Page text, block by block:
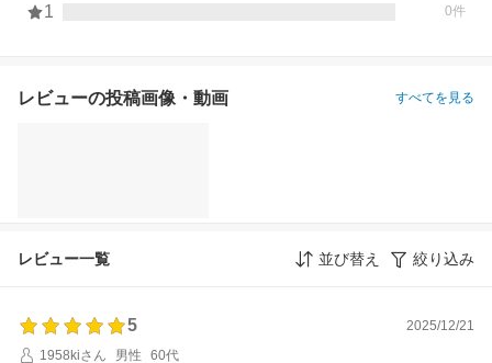
1 0件
レビューの投稿画像・動画 すべてを見る
レビュー一覧 並び替え 絞り込み
5
2025/12/21
1958kiさん
男性 60代